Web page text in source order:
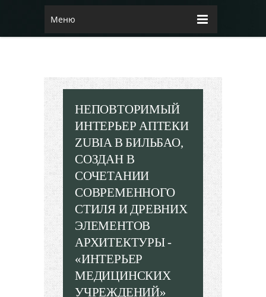
Меню
НЕПОВТОРИМЫЙ
ИНТЕРЬЕР АПТЕКИ
ZUBIA В БИЛЬБАО,
СОЗДАН В
СОЧЕТАНИИ
СОВРЕМЕННОГО
СТИЛЯ И ДРЕВНИХ
ЭЛЕМЕНТОВ
АРХИТЕКТУРЫ -
«ИНТЕРЬЕР
МЕДИЦИНСКИХ
УЧРЕЖДЕНИЙ»